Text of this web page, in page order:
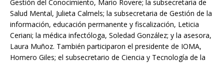
Gestión del Conocimiento, Mario Rovere; la subsecretaria de
Salud Mental, Julieta Calmels; la subsecretaria de Gestión de la
información, educación permanente y fiscalización, Leticia
Ceriani; la médica infectóloga, Soledad González; y la asesora,
Laura Muñoz. También participaron el presidente de IOMA,
Homero Giles; el subsecretario de Ciencia y Tecnología de la